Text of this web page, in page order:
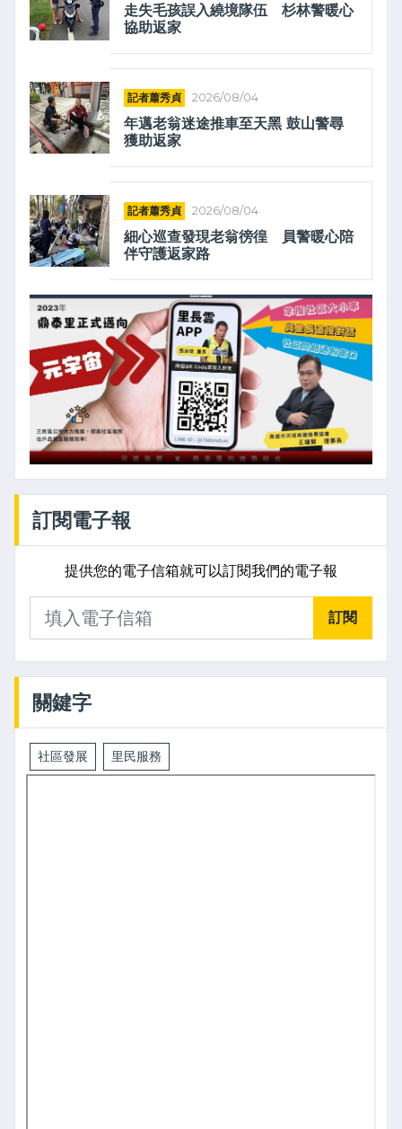
走失毛孩誤入繞境隊伍 杉林警暖心
協助返家
記者蕭秀貞 2026/08/04
年邁老翁迷途推車至天黑 鼓山警尋
獲助返家
記者蕭秀貞 2026/08/04
細心巡查發現老翁徬徨 員警暖心陪
伴守護返家路
訂閱電子報
提供您的電子信箱就可以訂閱我們的電子報
訂閱
關鍵字
社區發展 里民服務